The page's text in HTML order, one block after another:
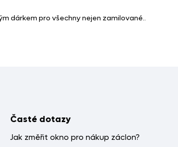
dárkem pro všechny nejen zamilované..
Časté dotazy
Jak změřit okno pro nákup záclon?